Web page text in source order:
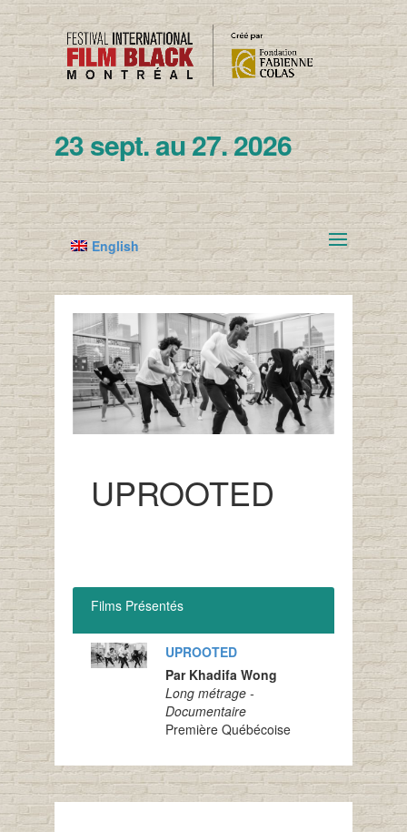
23 sept. au 27. 2026
English
UPROOTED
Films Présentés
UPROOTED
Par Khadifa Wong
Long métrage -
Documentaire
Première Québécoise